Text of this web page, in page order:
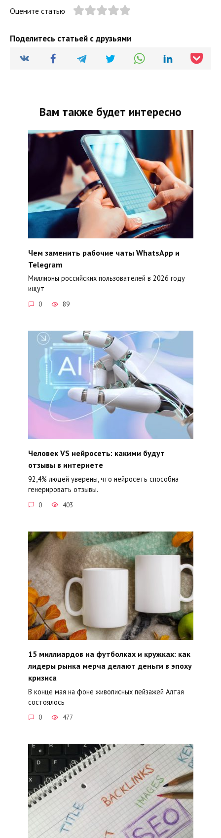
Оцените статью
Поделитесь статьей с друзьями
Вам также будет интересно
Чем заменить рабочие чаты WhatsApp и
Telegram
Миллионы российских пользователей в 2026 году
ищут
0 89
Человек VS нейросеть: какими будут
отзывы в интернете
92,4% людей уверены, что нейросеть способна
генерировать отзывы.
0 403
15 миллиардов на футболках и кружках: как
лидеры рынка мерча делают деньги в эпоху
кризиса
В конце мая на фоне живописных пейзажей Алтая
состоялось
0 477